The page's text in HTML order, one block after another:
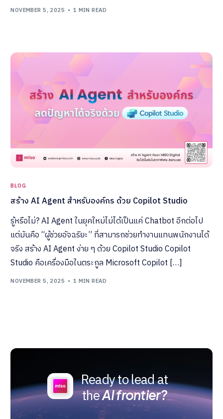
NOVEMBER 5, 2025 1 MIN READ
BLOG
สร้าง AI Agent สำหรับองค์กร ด้วย Copilot Studio
รู้หรือไม่? AI Agent ในยุคใหม่ไม่ได้เป็นแค่ Chatbot อีกต่อไป
แต่มันคือ “ผู้ช่วยอัจฉริยะ” ที่สามารถช่วยทำงานแทนพนักงานได้
จริง สร้าง AI Agent ง่าย ๆ ด้วย Copilot Studio Copilot
Studio คือเครื่องมือในตระกูล Microsoft Copilot […]
NOVEMBER 5, 2025 1 MIN READ
Ready to lead at
theAI frontier?